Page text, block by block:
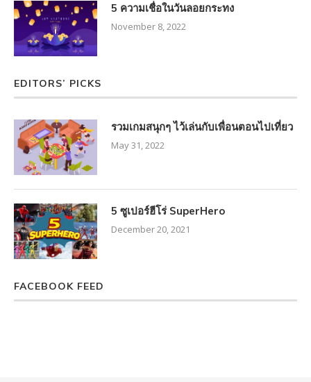
5 ความเชื่อในวันลอยกระทง
November 8, 2022
EDITORS’ PICKS
รวมเกมสนุกๆ ไว้เล่นกับเพื่อนตอนไปเที่ยว
May 31, 2022
5 ซูเปอร์ฮีโร่ SuperHero
December 20, 2021
FACEBOOK FEED